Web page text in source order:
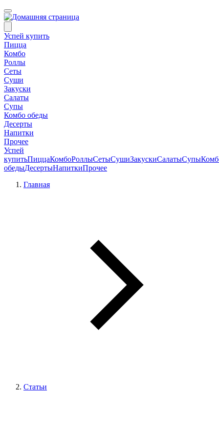
Успей купить
Пицца
Комбо
Роллы
Сеты
Суши
Закуски
Салаты
Супы
Комбо обеды
Десерты
Напитки
Прочее
Успей
купитьПиццаКомбоРоллыСетыСушиЗакускиСалатыСупы
обедыДесертыНапиткиПрочее
Главная
Статьи